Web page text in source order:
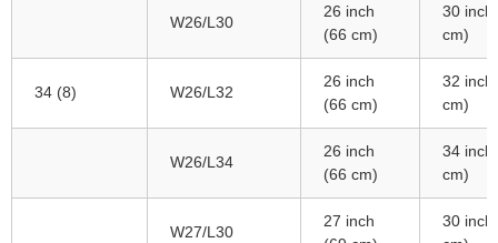
W26/L30
26 inch
(66 cm)
30 inch
cm)
34 (8) W26/L32
26 inch
(66 cm)
32 inch
cm)
W26/L34
26 inch
(66 cm)
34 inch
cm)
W27/L30
27 inch
30 inch